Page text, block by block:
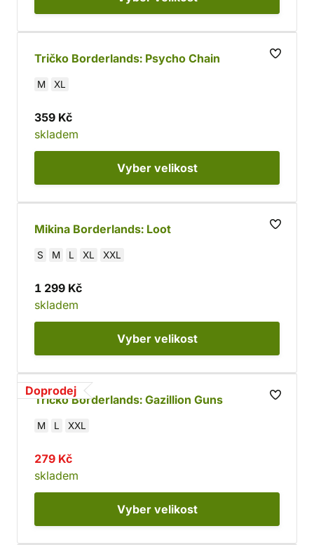
Tričko Borderlands: Psycho Chain
M XL
359 Kč
skladem
Vyber velikost
Mikina Borderlands: Loot
S M L XL XXL
1 299 Kč
skladem
Vyber velikost
Doprodej
Tričko Borderlands: Gazillion Guns
M L XXL
279 Kč
skladem
Vyber velikost